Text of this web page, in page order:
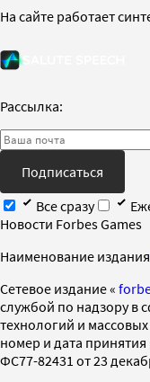
На сайте работает
Рассылка:
Подписаться
Все сразу
Новости Forbes Games
Наименование
Cетевое издание «
службой по надзору в
технологий и
номер и дата
ФС77-82431 от 23